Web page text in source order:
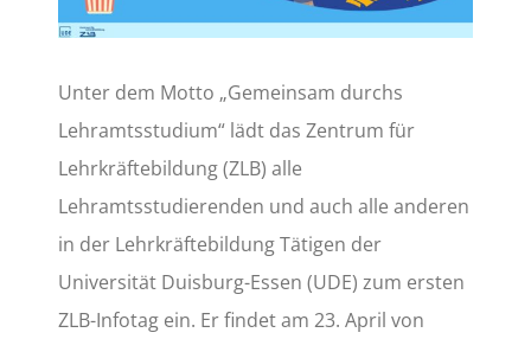
Unter dem Motto „Gemeinsam durchs
Lehramtsstudium“ lädt das Zentrum für
Lehrkräftebildung (ZLB) alle
Lehramtsstudierenden und auch alle anderen
in der Lehrkräftebildung Tätigen der
Universität Duisburg-Essen (UDE) zum ersten
ZLB-Infotag ein. Er findet am 23. April von